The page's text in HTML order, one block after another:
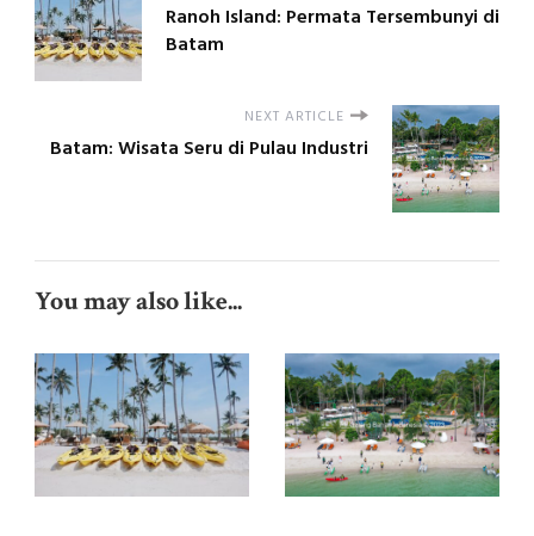
Ranoh Island: Permata Tersembunyi di
Batam
NEXT ARTICLE
Batam: Wisata Seru di Pulau Industri
You may also like...